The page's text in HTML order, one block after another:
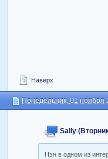
Наверх
Понедельник, 01 ноября
Sally
Нэн в одном из